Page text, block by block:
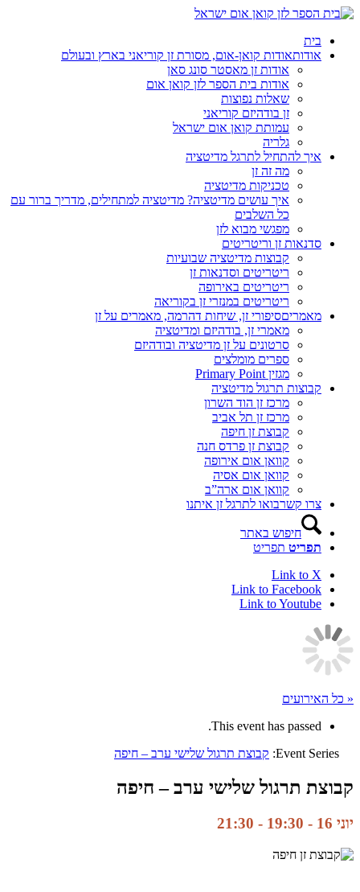
בית
אודותאודות קואן-אום, מסורת זן קוריאני בארץ ובעולם
אודות זן מאסטר סונג סאן
אודות בית הספר לזן קואן אום
שאלות נפוצות
זן בודהיזם קוריאני
עמותת קואן אום ישראל
גלריה
איך להתחיל לתרגל מדיטציה
מה זה זן
טכניקות מדיטציה
איך עושים מדיטציה? מדיטציה למתחילים, מדריך ברור עם
כל השלבים
מפגשי מבוא לזן
סדנאות זן וריטריטים
קבוצות מדיטציה שבועיות
ריטריטים וסדנאות זן
ריטריטים באירופה
ריטריטים במנזרי זן בקוריאה
מאמריםסיפורי זן, שיחות דהרמה, מאמרים על זן
מאמרי זן, בודהיזם ומדיטציה
סרטונים על זן מדיטציה ובודהיזם
ספרים מומלצים
מגזין Primary Point
קבוצות תרגול מדיטציה
מרכז זן הוד השרון
מרכז זן תל אביב
קבוצת זן חיפה
קבוצת זן פרדס חנה
קוואן אום אירופה
קוואן אום אסיה
קוואן אום ארה”ב
צרו קשרבואו לתרגל זן איתנו
חיפוש באתר
תפריט תפריט
Link to X
Link to Facebook
Link to Youtube
« כל האירועים
This event has passed.
Event Series: קבוצת תרגול שלישי ערב – חיפה
קבוצת תרגול שלישי ערב – חיפה
יוני 16 - 19:30 -
21:30